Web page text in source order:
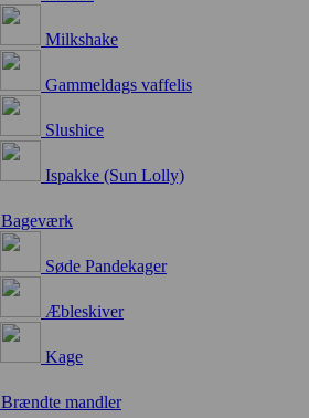
Milkshake
Gammeldags vaffelis
Slushice
Ispakke (Sun Lolly)
Bageværk
Søde Pandekager
Æbleskiver
Kage
Brændte mandler